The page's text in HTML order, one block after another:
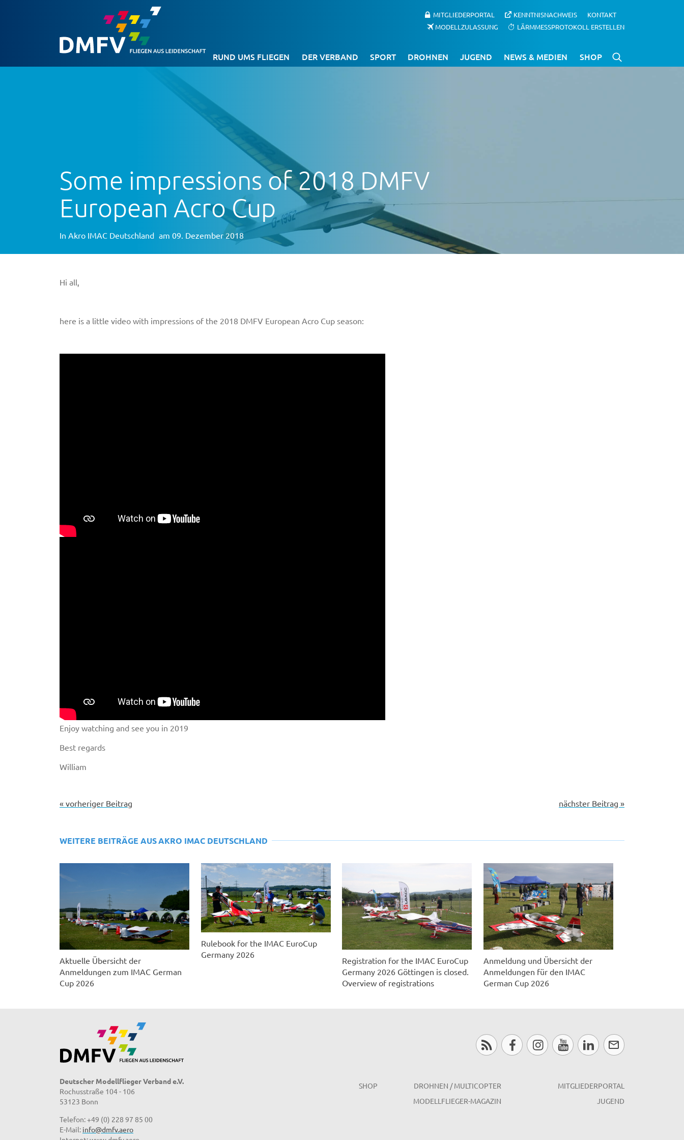
MITGLIEDERPORTAL KENNTNISNACHWEIS
KONTAKT
MODELLZULASSUNG
LÄRMMESSPROTOKOLL ERSTELLEN
RUND UMS FLIEGEN DER VERBAND SPORT DROHNEN JUGEND NEWS & MEDIEN SHOP
Some impressions of 2018 DMFV
European Acro Cup
In Akro IMAC Deutschland am 09. Dezember 2018
Hi all,
here is a little video with impressions of the 2018 DMFV European Acro Cup season:
Enjoy watching and see you in 2019
Best regards
William
« vorheriger Beitrag nächster Beitrag »
WEITERE BEITRÄGE AUSAKRO IMAC DEUTSCHLAND
Aktuelle Übersicht der
Anmeldungen zum IMAC German
Cup 2026
Rulebook for the IMAC EuroCup
Germany 2026
Registration for the IMAC EuroCup
Germany 2026 Göttingen is closed.
Overview of registrations
Anmeldung und Übersicht der
Anmeldungen für den IMAC
German Cup 2026
Deutscher Modellflieger Verband e.V.
Rochusstraße 104 - 106
53123 Bonn
Telefon: +49 (0) 228 97 85 00
E-Mail: info@dmfv.aero
SHOP
DROHNEN / MULTICOPTER
MODELLFLIEGER-MAGAZIN
MITGLIEDERPORTAL
JUGEND